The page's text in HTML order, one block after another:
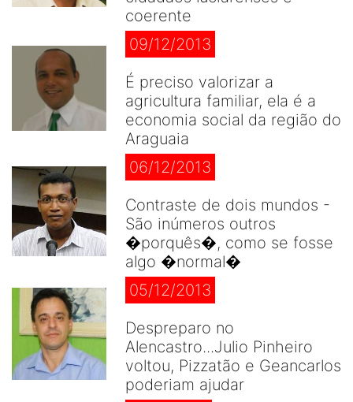
coerente
09/12/2013
É preciso valorizar a
agricultura familiar, ela é a
economia social da região do
Araguaia
06/12/2013
Contraste de dois mundos -
São inúmeros outros
�porquês�, como se fosse
algo �normal�
05/12/2013
Despreparo no
Alencastro...Julio Pinheiro
voltou, Pizzatão e Geancarlos
poderiam ajudar